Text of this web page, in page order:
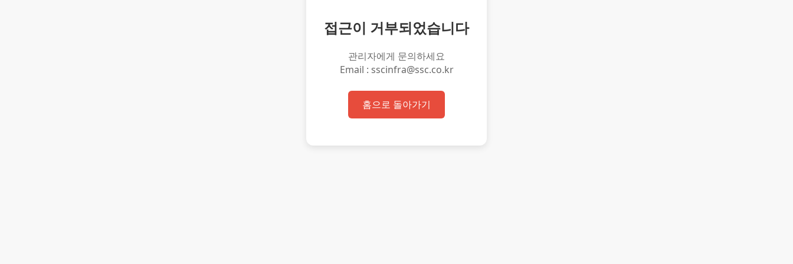
접근이 거부되었습니다
관리자에게 문의하세요
Email : sscinfra@ssc.co.kr
홈으로 돌아가기